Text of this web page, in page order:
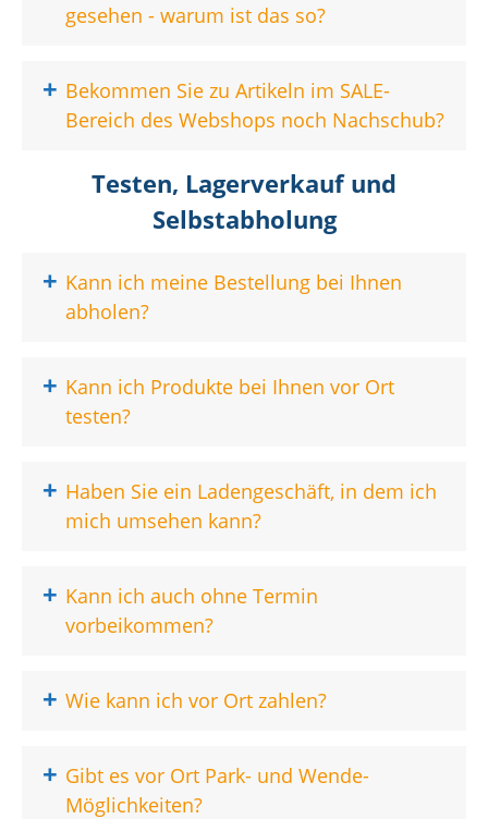
gesehen - warum ist das so?
+ Bekommen Sie zu Artikeln im SALE-
Bereich des Webshops noch Nachschub?
Testen, Lagerverkauf und
Selbstabholung
+ Kann ich meine Bestellung bei Ihnen
abholen?
+ Kann ich Produkte bei Ihnen vor Ort
testen?
+ Haben Sie ein Ladengeschäft, in dem ich
mich umsehen kann?
+ Kann ich auch ohne Termin
vorbeikommen?
+ Wie kann ich vor Ort zahlen?
+ Gibt es vor Ort Park- und Wende-
Möglichkeiten?